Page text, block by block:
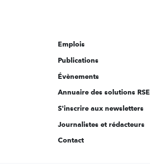
Emplois
Publications
Évènements
Annuaire des solutions RSE
S'inscrire aux newsletters
Journalistes et rédacteurs
Contact